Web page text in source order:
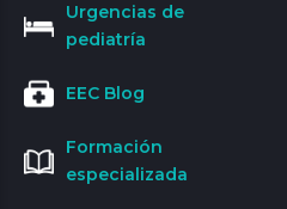
Urgencias de
pediatría
EEC Blog
Formación
especializada